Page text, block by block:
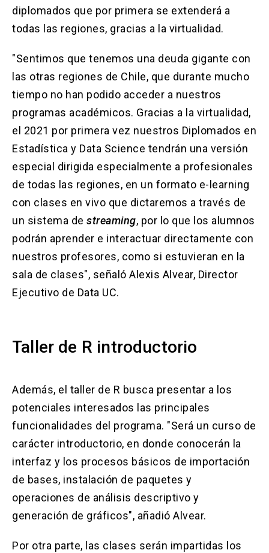
diplomados que por primera se extenderá a
todas las regiones, gracias a la virtualidad.
"Sentimos que tenemos una deuda gigante con
las otras regiones de Chile, que durante mucho
tiempo no han podido acceder a nuestros
programas académicos. Gracias a la virtualidad,
el 2021 por primera vez nuestros Diplomados en
Estadística y Data Science tendrán una versión
especial dirigida especialmente a profesionales
de todas las regiones, en un formato e-learning
con clases en vivo que dictaremos a través de
un sistema de streaming, por lo que los alumnos
podrán aprender e interactuar directamente con
nuestros profesores, como si estuvieran en la
sala de clases", señaló Alexis Alvear, Director
Ejecutivo de Data UC.
Taller de R introductorio
Además, el taller de R busca presentar a los
potenciales interesados las principales
funcionalidades del programa. "Será un curso de
carácter introductorio, en donde conocerán la
interfaz y los procesos básicos de importación
de bases, instalación de paquetes y
operaciones de análisis descriptivo y
generación de gráficos", añadió Alvear.
Por otra parte, las clases serán impartidas los